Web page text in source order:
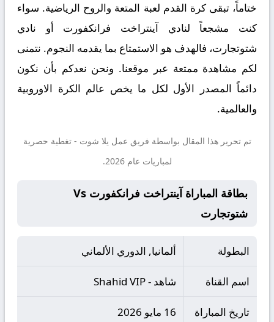
ختاماً، تبقى كرة القدم لعبة المتعة والروح الرياضية. سواء
كنت مشجعاً لنادي آينتراخت فرانكفورت أو نادي
شتوتجارت، فالهدف هو الاستمتاع بما يقدمه النجوم. نتمنى
لكم مشاهدة ممتعة عبر موقعنا. ونحن نعدكم بأن نكون
دائماً المصدر الأول لكل ما يخص عالم الكرة الاوروبية
والعالمية.
تم تحرير هذا المقال بواسطة فريق عمل يلا شوت - تغطية حصرية
لمباريات عام 2026.
بطاقة المباراة آينتراخت فرانكفورت Vs
شتوتجارت
البطولة ألمانيا, الدوري الألماني
اسم القناة شاهد - Shahid VIP
تاريخ المباراة 16 مايو 2026